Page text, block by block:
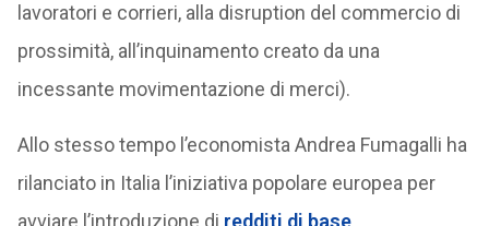
lavoratori e corrieri, alla disruption del commercio di
prossimità, all’inquinamento creato da una
incessante movimentazione di merci).
Allo stesso tempo l’economista Andrea Fumagalli ha
rilanciato in Italia l’iniziativa popolare europea per
avviare l’introduzione di redditi di base